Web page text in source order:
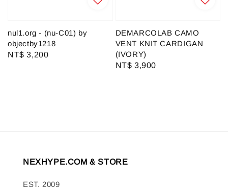
nul1.org - (nu-C01) by
objectby1218
Regular
NT$ 3,200
DEMARCOLAB CAMO
VENT KNIT CARDIGAN
(IVORY)
Regular
NT$ 3,900
NEXHYPE.COM & STORE
EST. 2009